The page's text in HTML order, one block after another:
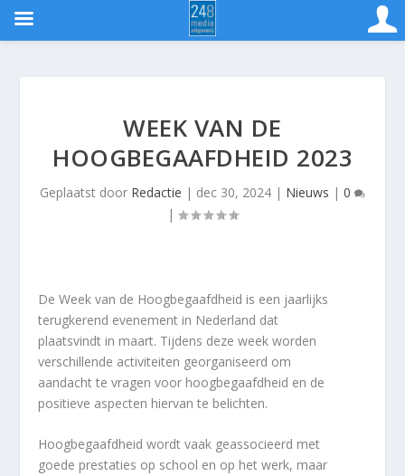
WEEK VAN DE
HOOGBEGAAFDHEID 2023
Geplaatst door Redactie | dec 30, 2024 | Nieuws | 0
|
De Week van de Hoogbegaafdheid is een jaarlijks
terugkerend evenement in Nederland dat
plaatsvindt in maart. Tijdens deze week worden
verschillende activiteiten georganiseerd om
aandacht te vragen voor hoogbegaafdheid en de
positieve aspecten hiervan te belichten.
Hoogbegaafdheid wordt vaak geassocieerd met
goede prestaties op school en op het werk, maar